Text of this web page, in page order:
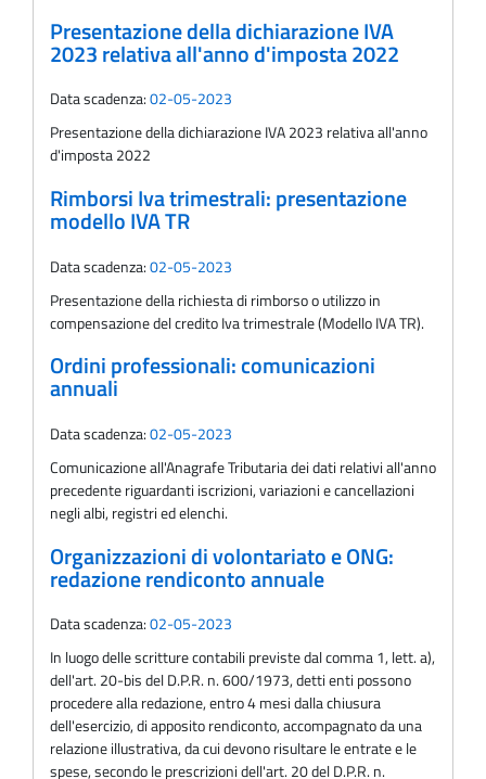
Presentazione della dichiarazione IVA
2023 relativa all'anno d'imposta 2022
Data scadenza:02-05-2023
Presentazione della dichiarazione IVA 2023 relativa all'anno
d'imposta 2022
Rimborsi Iva trimestrali: presentazione
modello IVA TR
Data scadenza:02-05-2023
Presentazione della richiesta di rimborso o utilizzo in
compensazione del credito Iva trimestrale (Modello IVA TR).
Ordini professionali: comunicazioni
annuali
Data scadenza:02-05-2023
Comunicazione all'Anagrafe Tributaria dei dati relativi all'anno
precedente riguardanti iscrizioni, variazioni e cancellazioni
negli albi, registri ed elenchi.
Organizzazioni di volontariato e ONG:
redazione rendiconto annuale
Data scadenza:02-05-2023
In luogo delle scritture contabili previste dal comma 1, lett. a),
dell'art. 20-bis del D.P.R. n. 600/1973, detti enti possono
procedere alla redazione, entro 4 mesi dalla chiusura
dell'esercizio, di apposito rendiconto, accompagnato da una
relazione illustrativa, da cui devono risultare le entrate e le
spese, secondo le prescrizioni dell'art. 20 del D.P.R. n.